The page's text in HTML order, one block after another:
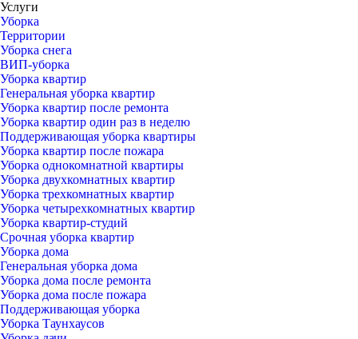
Услуги
Уборка
Территории
Уборка снега
ВИП-уборка
Уборка квартир
Генеральная уборка квартир
Уборка квартир после ремонта
Уборка квартир один раз в неделю
Поддерживающая уборка квартиры
Уборка квартир после пожара
Уборка однокомнатной квартиры
Уборка двухкомнатных квартир
Уборка трехкомнатных квартир
Уборка четырехкомнатных квартир
Уборка квартир-студий
Срочная уборка квартир
Уборка дома
Генеральная уборка дома
Уборка дома после ремонта
Уборка дома после пожара
Поддерживающая уборка
Уборка Таунхаусов